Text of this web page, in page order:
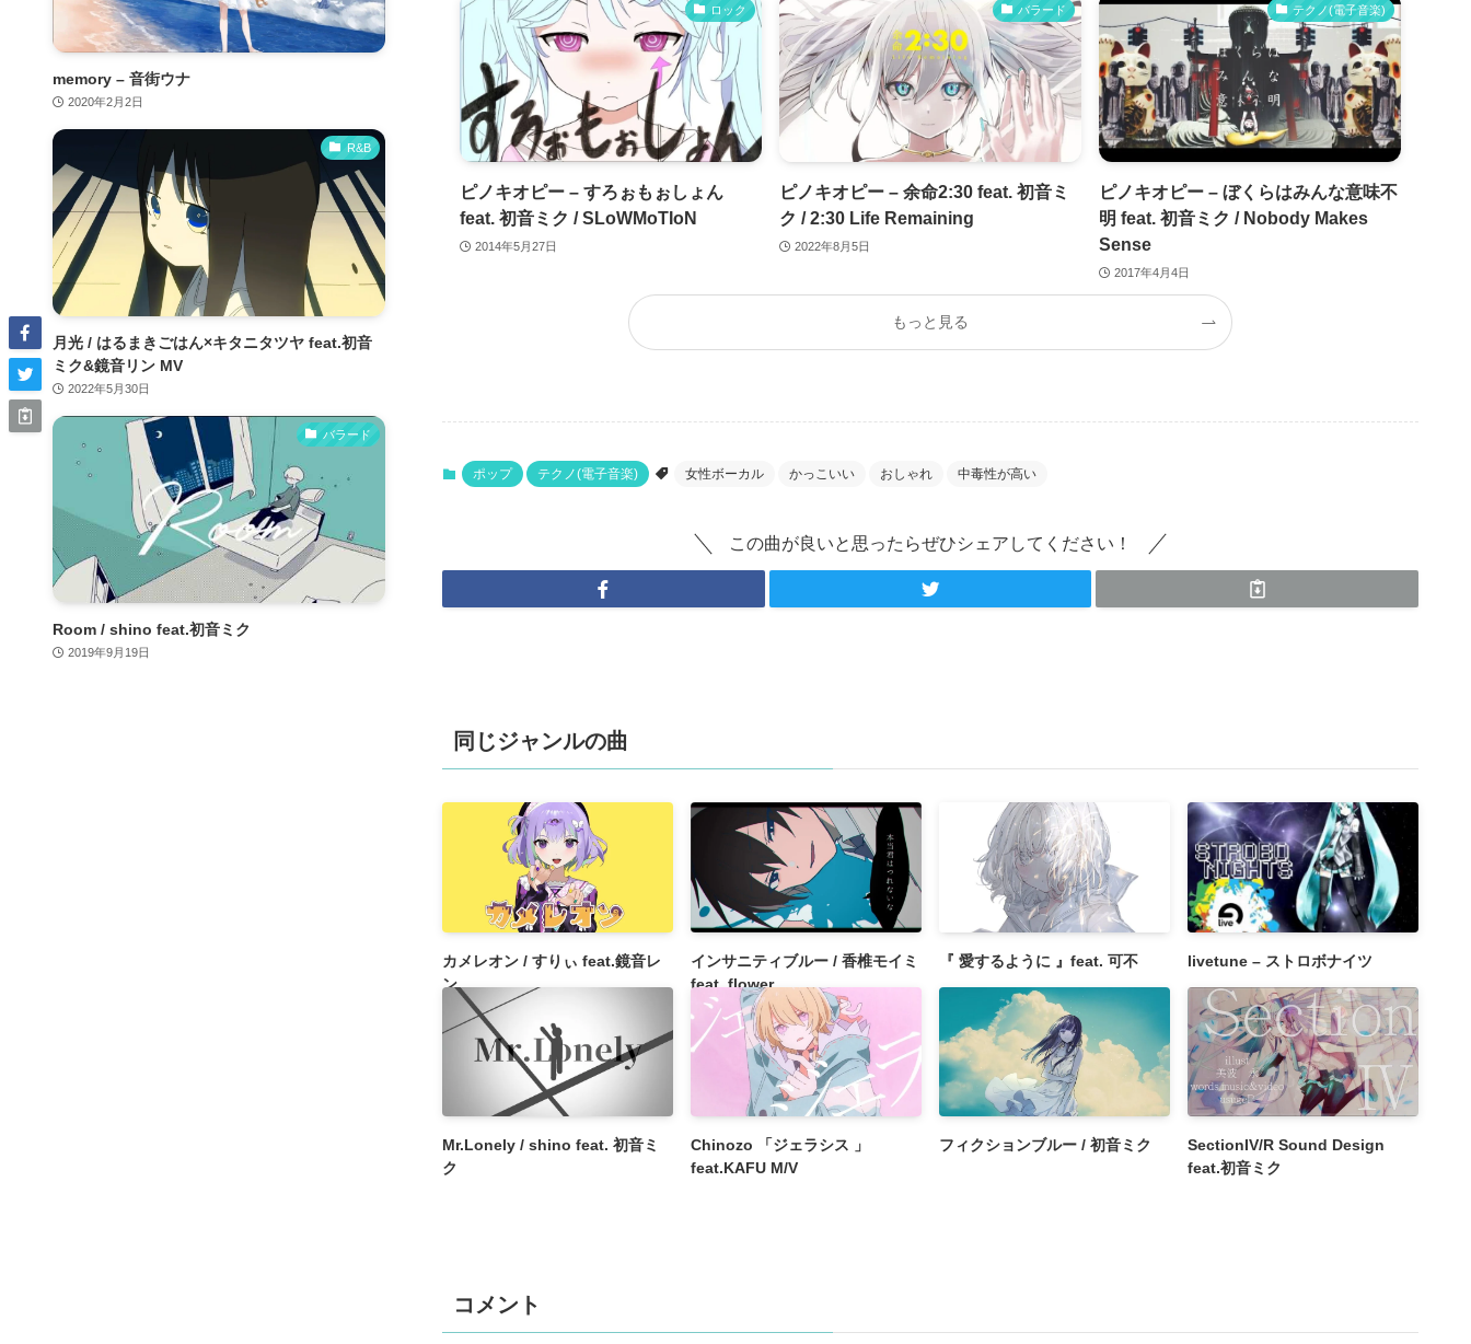
ロック
ピノキオピー – すろぉもぉしょん
feat. 初音ミク / SLoWMoTIoN
2014年5月27日
バラード
ピノキオピー – 余命2:30 feat. 初音ミ
ク / 2:30 Life Remaining
2022年8月5日
テクノ(電子音楽)
ピノキオピー – ぼくらはみんな意味不
明 feat. 初音ミク / Nobody Makes
Sense
2017年4月4日
もっと見る
ポップ テクノ(電子音楽) 女性ボーカル かっこいい おしゃれ 中毒性が高い
この曲が良いと思ったらぜひシェアしてください！
同じジャンルの曲
カメレオン / すりぃ feat.鏡音レ
ン
インサニティブルー / 香椎モイミ
feat. flower
『 愛するように 』feat. 可不 livetune – ストロボナイツ
Mr.Lonely / shino feat. 初音ミ
ク
Chinozo 「ジェラシス 」
feat.KAFU M/V
フィクションブルー / 初音ミク
SectionIV/R Sound Design
feat.初音ミク
コメント
memory – 音街ウナ
2020年2月2日
R&B
月光 / はるまきごはん×キタニタツヤ feat.初音
ミク&鏡音リン MV
2022年5月30日
バラード
Room / shino feat.初音ミク
2019年9月19日